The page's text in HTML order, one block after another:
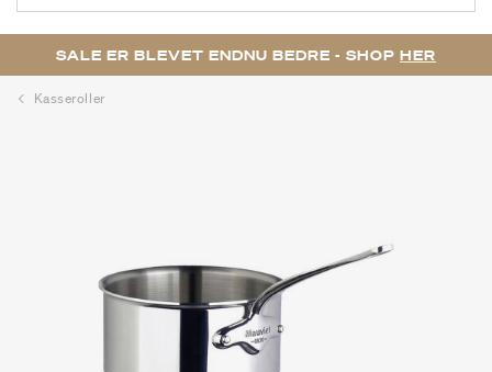
SALE ER BLEVET ENDNU BEDRE - SHOP HER
Kasseroller